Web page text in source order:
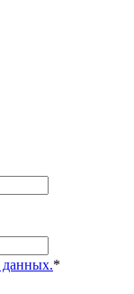
данных.*